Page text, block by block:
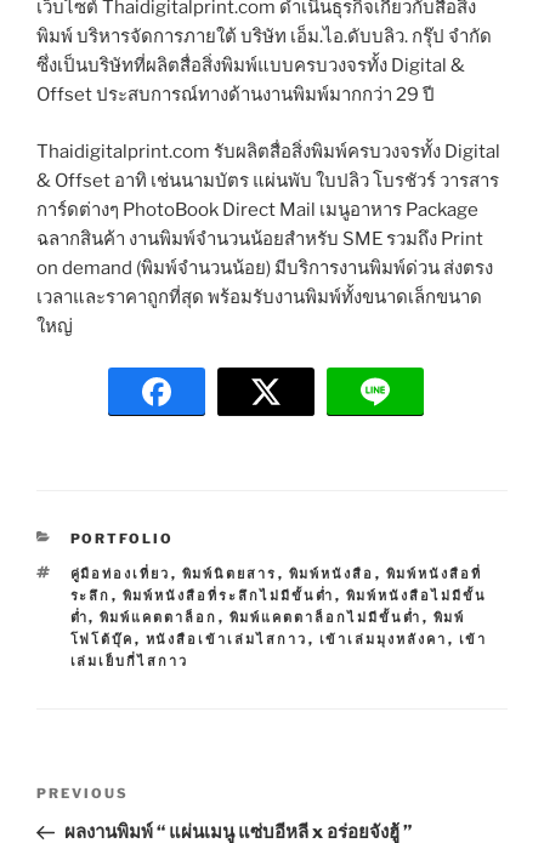
เว็บไซต์ Thaidigitalprint.com ดำเนินธุรกิจเกี่ยวกับสื่อสิ่ง
พิมพ์ บริหารจัดการภายใต้ บริษัท เอ็ม.ไอ.ดับบลิว. กรุ๊ป จำกัด
ซึ่งเป็นบริษัทที่ผลิตสื่อสิ่งพิมพ์แบบครบวงจรทั้ง Digital &
Offset ประสบการณ์ทางด้านงานพิมพ์มากกว่า 29 ปี
Thaidigitalprint.com รับผลิตสื่อสิ่งพิมพ์ครบวงจรทั้ง Digital
& Offset อาทิ เช่นนามบัตร แผ่นพับ ใบปลิว โบรชัวร์ วารสาร
การ์ดต่างๆ PhotoBook Direct Mail เมนูอาหาร Package
ฉลากสินค้า งานพิมพ์จำนวนน้อยสำหรับ SME รวมถึง Print
on demand (พิมพ์จำนวนน้อย) มีบริการงานพิมพ์ด่วน ส่งตรง
เวลาและราคาถูกที่สุด พร้อมรับงานพิมพ์ทั้งขนาดเล็กขนาด
ใหญ่
C
T
E
G
O
R
PORTFOLIO
T
A
G
S
คู่มือท่องเที่ยว , พิมพ์นิตยสาร , พิมพ์หนังสือ , พิมพ์หนังสือที่
ระลึก , พิมพ์หนังสือที่ระลึกไม่มีขั้นต่ำ , พิมพ์หนังสือไม่มีขั้น
ต่ำ, พิมพ์แคตตาล็อก , พิมพ์แคตตาล็อกไม่มีขั้นต่ำ , พิมพ์
โฟโต้บุ๊ค , หนังสือเข้าเล่มไสกาว , เข้าเล่มมุงหลังคา , เข้า
เล่มเย็บกี่ไสกาว
P
r
PREVIOUS
ผลงานพิมพ์ “ แผ่นเมนู แซ่บอีหลี x อร่อยจังฮู้ ”